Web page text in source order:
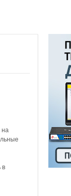
на
в